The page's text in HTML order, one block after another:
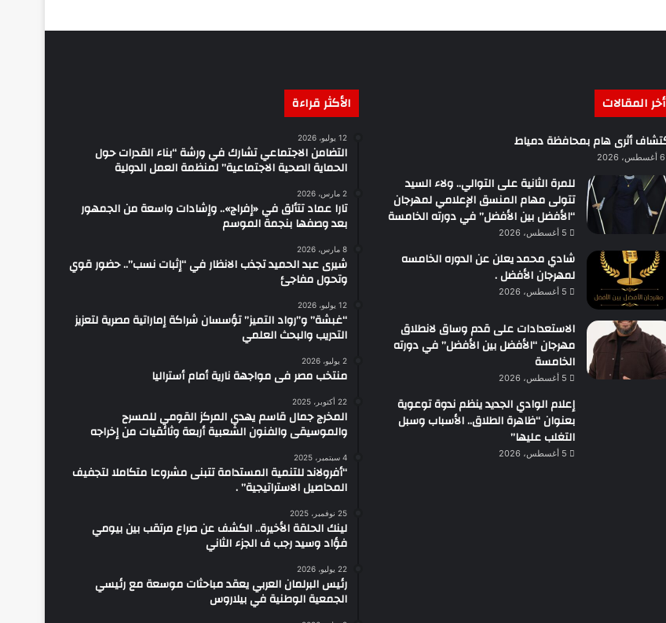
أخر المقالات
أثرى هام بمحافظة دمياط
6 أغسطس، 2026
للمرة الثانية على التوالي.. ولاء السيد
تتولى مهام المنسق الإعلامي لمهرجان
“الأفضل بين الأفضل” في دورته الخامسة
5 أغسطس، 2026
شادي محمد يعلن عن الدوره الخامسه
لمهرجان الأفضل .
5 أغسطس، 2026
الاستعدادات على قدم وساق لانطلاق
مهرجان “الأفضل بين الأفضل” في دورته
الخامسة
5 أغسطس، 2026
إعلام الوادي الجديد ينظم ندوة توعوية
بعنوان “ظاهرة الطلاق.. الأسباب وسبل
التغلب عليها”
5 أغسطس، 2026
الأكثر قراءة
12 يوليو، 2026
التضامن الاجتماعي تشارك في ورشة “بناء القدرات حول
الحماية الصحية الاجتماعية” لمنظمة العمل الدولية
2 مارس، 2026
تارا عماد تتألق في «إفراج».. وإشادات واسعة من الجمهور
بعد وصفها بنجمة الموسم
8 مارس، 2026
شيرى عبد الحميد تجذب الانظار في “إثبات نسب”.. حضور قوي
وتحول مفاجئ
12 يوليو، 2026
“غبشة” و”رواد التميز” تؤسسان شراكة إماراتية مصرية لتعزيز
التدريب والبحث العلمي
2 يوليو، 2026
منتخب مصر فى مواجهة نارية أمام أستراليا
22 أكتوبر، 2025
المخرج جمال قاسم يهدي المركز القومي للمسرح
والموسيقى والفنون الشعبية أربعة وثائقيات من إخراجه
4 سبتمبر، 2025
“أفرولاند للتنمية المستدامة تتبنى مشروعا متكاملا لتجفيف
المحاصيل الاستراتيجية” .
25 نوفمبر، 2025
لينك الحلقة الأخيرة.. الكشف عن صراع مرتقب بين بيومي
فؤاد وسيد رجب ف الجزء الثاني
22 يوليو، 2026
رئيس البرلمان العربي يعقد مباحثات موسعة مع رئيسي
الجمعية الوطنية في بيلاروس